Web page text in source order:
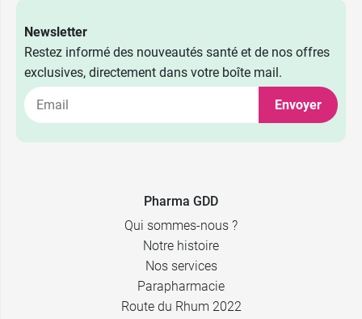
Newsletter
Restez informé des nouveautés santé et de nos offres
exclusives, directement dans votre boîte mail.
Envoyer
Pharma GDD
Qui sommes-nous ?
Notre histoire
Nos services
Parapharmacie
Route du Rhum 2022